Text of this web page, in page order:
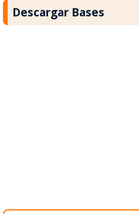
Descargar Bases